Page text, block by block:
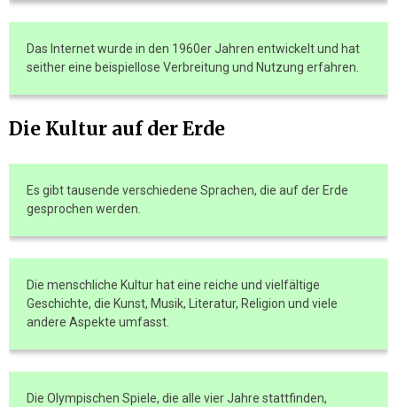
Das Internet wurde in den 1960er Jahren entwickelt und hat
seither eine beispiellose Verbreitung und Nutzung erfahren.
Die Kultur auf der Erde
Es gibt tausende verschiedene Sprachen, die auf der Erde
gesprochen werden.
Die menschliche Kultur hat eine reiche und vielfältige
Geschichte, die Kunst, Musik, Literatur, Religion und viele
andere Aspekte umfasst.
Die Olympischen Spiele, die alle vier Jahre stattfinden,